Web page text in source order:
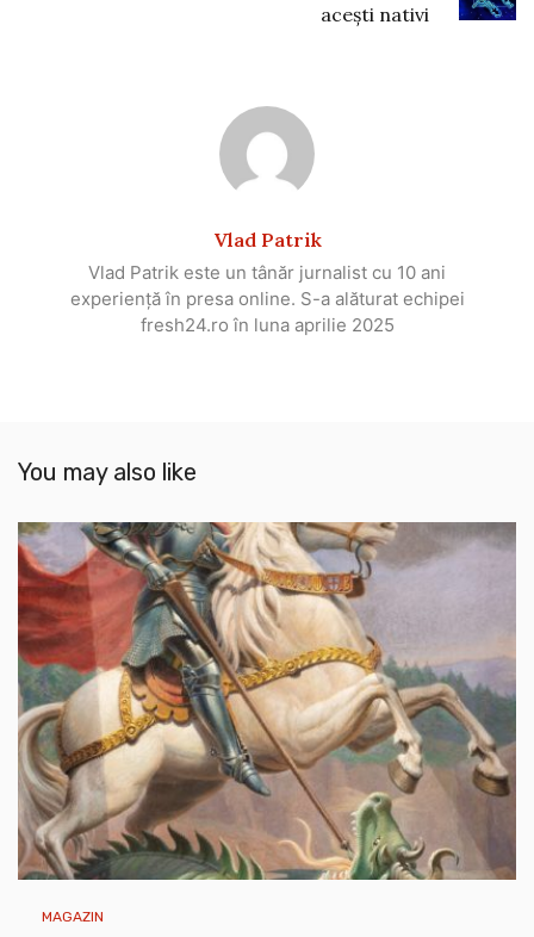
acești nativi
Vlad Patrik
Vlad Patrik este un tânăr jurnalist cu 10 ani
experiență în presa online. S-a alăturat echipei
fresh24.ro în luna aprilie 2025
You may also like
MAGAZIN